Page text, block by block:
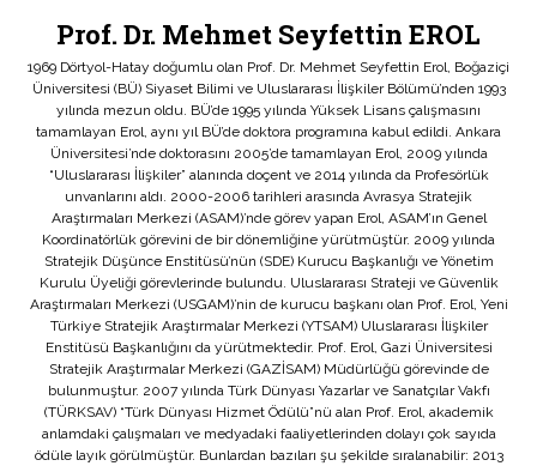
Prof. Dr. Mehmet Seyfettin EROL
1969 Dörtyol-Hatay doğumlu olan Prof. Dr. Mehmet Seyfettin Erol, Boğaziçi
Üniversitesi (BÜ) Siyaset Bilimi ve Uluslararası İlişkiler Bölümü’nden 1993
yılında mezun oldu. BÜ’de 1995 yılında Yüksek Lisans çalışmasını
tamamlayan Erol, aynı yıl BÜ’de doktora programına kabul edildi. Ankara
Üniversitesi’nde doktorasını 2005’de tamamlayan Erol, 2009 yılında
“Uluslararası İlişkiler” alanında doçent ve 2014 yılında da Profesörlük
unvanlarını aldı. 2000-2006 tarihleri arasında Avrasya Stratejik
Araştırmaları Merkezi (ASAM)’nde görev yapan Erol, ASAM’ın Genel
Koordinatörlük görevini de bir dönemliğine yürütmüştür. 2009 yılında
Stratejik Düşünce Enstitüsü’nün (SDE) Kurucu Başkanlığı ve Yönetim
Kurulu Üyeliği görevlerinde bulundu. Uluslararası Strateji ve Güvenlik
Araştırmaları Merkezi (USGAM)’nin de kurucu başkanı olan Prof. Erol, Yeni
Türkiye Stratejik Araştırmalar Merkezi (YTSAM) Uluslararası İlişkiler
Enstitüsü Başkanlığını da yürütmektedir. Prof. Erol, Gazi Üniversitesi
Stratejik Araştırmalar Merkezi (GAZİSAM) Müdürlüğü görevinde de
bulunmuştur. 2007 yılında Türk Dünyası Yazarlar ve Sanatçılar Vakfı
(TÜRKSAV) “Türk Dünyası Hizmet Ödülü”nü alan Prof. Erol, akademik
anlamdaki çalışmaları ve medyadaki faaliyetlerinden dolayı çok sayıda
ödüle layık görülmüştür. Bunlardan bazıları şu şekilde sıralanabilir: 2013